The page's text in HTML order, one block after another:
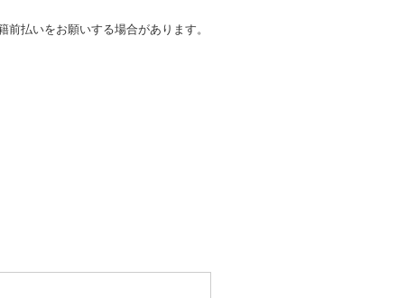
払いをお願いする場合があります。